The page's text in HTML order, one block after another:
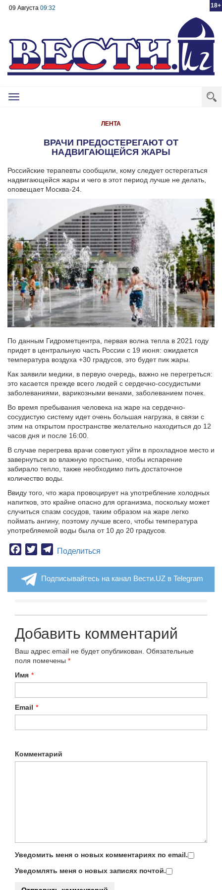
18+
09 Августа 09:32
Toggle
ЛЕНТА
ВРАЧИ ПРЕДОСТЕРЕГАЮТ ОТ
НАДВИГАЮЩЕЙСЯ ЖАРЫ
Российские терапевты сообщили, кому следует остерегаться
надвигающейся жары и чего в этот период лучше не делать,
оповещает Москва-24.
По данным Гидрометцентра, первая волна тепла в 2021 году
придет в центральную часть России с 19 июня: ожидается
температура воздуха +30 градусов, это будет пик жары.
Как заявили медики, в первую очередь, важно не перегреться:
это касается прежде всего людей с сердечно-сосудистыми
заболеваниями, варикозными венами, заболеванием почек.
Во время пребывания человека на жаре на сердечно-
сосудистую систему идет очень большая нагрузка, в связи с
этим на открытом пространстве желательно находиться до 12
часов дня и после 16:00.
В случае перегрева врачи советуют уйти в прохладное место и
завернуться во влажную простыню, чтобы испарение
забирало тепло, также необходимо пить достаточное
количество воды.
Ввиду того, что жара провоцирует на употребление холодных
напитков, это крайне опасно для организма, поскольку может
случиться спазм сосудов, таким образом на жаре легко
поймать ангину, поэтому лучше всего, чтобы температура
употребляемой воды была от 10 до 20 градусов.
Facebook
TwitterTelegram
Поделиться
Подписывайтесь на канал Вести.UZ в Telegram
Добавить комментарий
Ваш адрес email не будет опубликован. Обязательные
поля помечены *
Имя *
Email *
Комментарий
Уведомить меня о новых комментариях по email.
Уведомлять меня о новых записях почтой.